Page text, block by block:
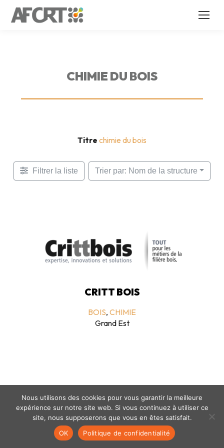
CHIMIE DU BOIS
Titre chimie du bois
Filtrer la liste Trier par: Nom de la structure
CRITT BOIS
BOIS, CHIMIE
Grand Est
Mentions légales- politique de confidentialité- © coclico 2026
Nous utilisons des cookies pour vous garantir la meilleure
expérience sur notre site web. Si vous continuez à utiliser ce
site, nous supposerons que vous en êtes satisfait.
OK
Politique de confidentialité